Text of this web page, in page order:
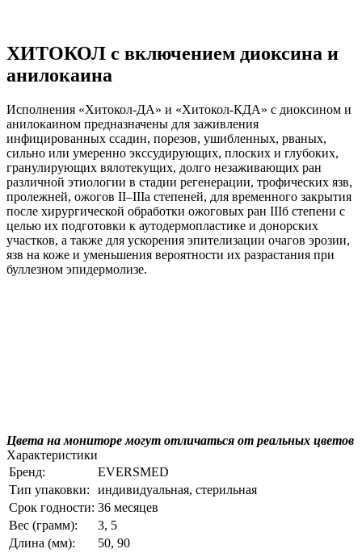
ХИТОКОЛ с включением диоксина и
анилокаина
Исполнения «Хитокол-ДА» и «Хитокол-КДА» с диоксином и
анилокаином предназначены для заживления
инфицированных ссадин, порезов, ушибленных, рваных,
сильно или умеренно экссудирующих, плоских и глубоких,
гранулирующих вялотекущих, долго незаживающих ран
различной этиологии в стадии регенерации, трофических язв,
пролежней, ожогов II–IIIа степеней, для временного закрытия
после хирургической обработки ожоговых ран IIIб степени с
целью их подготовки к аутодермопластике и донорских
участков, а также для ускорения эпителизации очагов эрозии,
язв на коже и уменьшения вероятности их разрастания при
буллезном эпидермолизе.
Цвета на мониторе могут отличаться от реальных цветов
Характеристики
Бренд:
EVERSMED
Тип упаковки:
индивидуальная, стерильная
Срок годности: 36 месяцев
Вес (грамм):
3, 5
Длина (мм):
50, 90